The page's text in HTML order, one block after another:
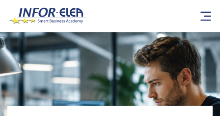
contenuto